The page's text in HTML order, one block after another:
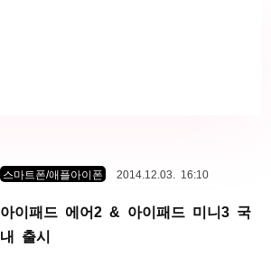
스마트폰/애플아이폰 2014.12.03. 16:10
아이패드 에어2 & 아이패드 미니3 국
내 출시